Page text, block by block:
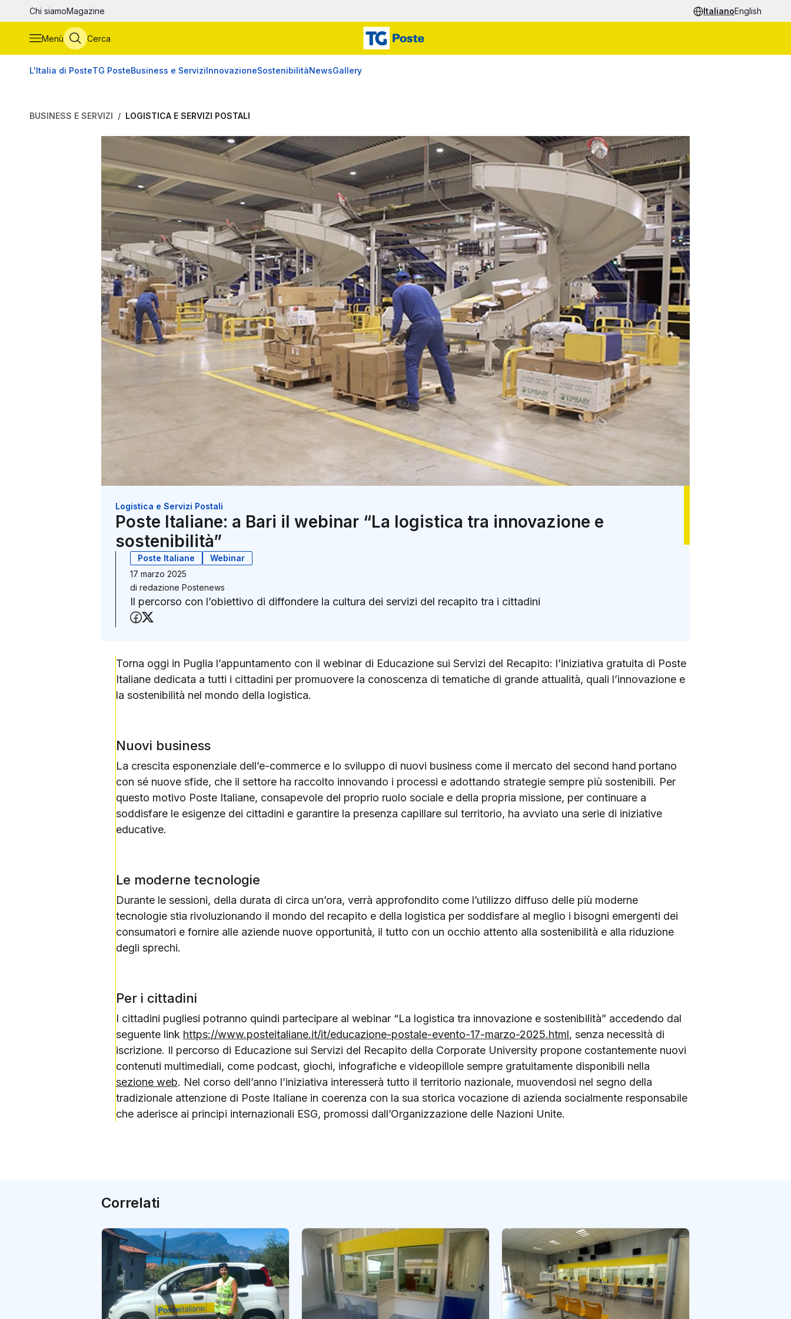
Vai al contenuto principale
Chi siamoMagazine ItalianoEnglish
Menù Cerca
L'Italia di PosteTG PosteBusiness e ServiziInnovazioneSostenibilitàNewsGallery
BUSINESS E SERVIZI LOGISTICA E SERVIZI POSTALI
Logistica e Servizi Postali
Poste Italiane: a Bari il webinar “La logistica tra innovazione e
sostenibilità”
Poste Italiane
Webinar
17 marzo 2025
di redazione Postenews
Il percorso con l’obiettivo di diffondere la cultura dei servizi del recapito tra i cittadini
Condividi su Facebook
Torna oggi in Puglia l’appuntamento con il webinar di Educazione sui Servizi del Recapito: l’iniziativa gratuita di Poste
Italiane dedicata a tutti i cittadini per promuovere la conoscenza di tematiche di grande attualità, quali l’innovazione e
la sostenibilità nel mondo della logistica.
Nuovi business
La crescita esponenziale dell’e-commerce e lo sviluppo di nuovi business come il mercato del second hand portano
con sé nuove sfide, che il settore ha raccolto innovando i processi e adottando strategie sempre più sostenibili. Per
questo motivo Poste Italiane, consapevole del proprio ruolo sociale e della propria missione, per continuare a
soddisfare le esigenze dei cittadini e garantire la presenza capillare sul territorio, ha avviato una serie di iniziative
educative.
Le moderne tecnologie
Durante le sessioni, della durata di circa un’ora, verrà approfondito come l’utilizzo diffuso delle più moderne
tecnologie stia rivoluzionando il mondo del recapito e della logistica per soddisfare al meglio i bisogni emergenti dei
consumatori e fornire alle aziende nuove opportunità, il tutto con un occhio attento alla sostenibilità e alla riduzione
degli sprechi.
Per i cittadini
I cittadini pugliesi potranno quindi partecipare al webinar “La logistica tra innovazione e sostenibilità” accedendo dal
seguente link https://www.posteitaliane.it/it/educazione-postale-evento-17-marzo-2025.html, senza necessità di
iscrizione. Il percorso di Educazione sui Servizi del Recapito della Corporate University propone costantemente nuovi
contenuti multimediali, come podcast, giochi, infografiche e videopillole sempre gratuitamente disponibili nella
sezione web. Nel corso dell’anno l’iniziativa interesserà tutto il territorio nazionale, muovendosi nel segno della
tradizionale attenzione di Poste Italiane in coerenza con la sua storica vocazione di azienda socialmente responsabile
che aderisce ai principi internazionali ESG, promossi dall’Organizzazione delle Nazioni Unite.
Correlati